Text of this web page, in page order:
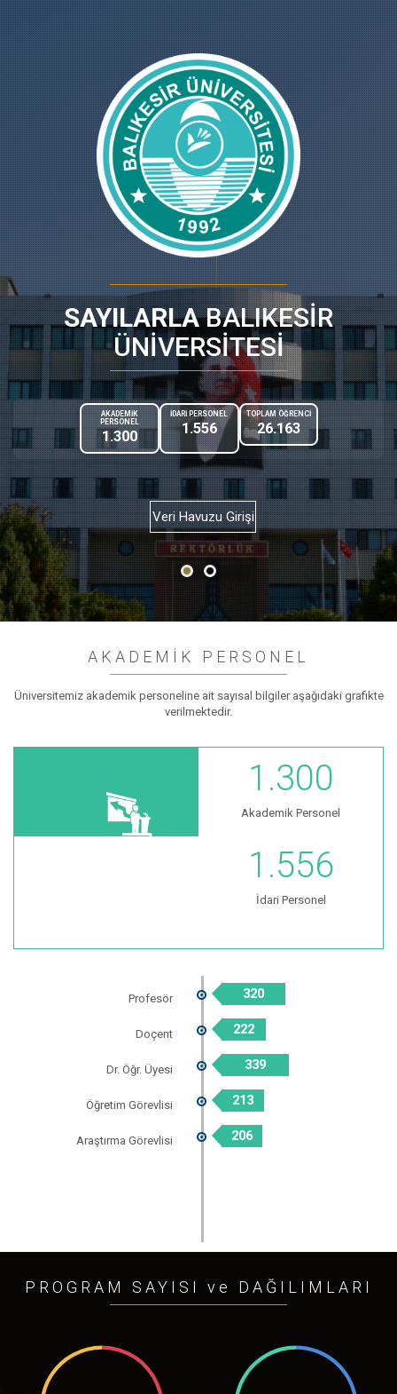
SAYILARLABALIKESİR
ÜNİVERSİTESİ
AKADEMİK
PERSONEL
1.300
İDARİ PERSONEL
1.556
TOPLAM ÖĞRENCİ
26.163
Veri Havuzu Girişi
AKADEMİK PERSONEL
Üniversitemiz akademik personeline ait sayısal bilgiler aşağıdaki grafikte
verilmektedir.
1.300
Akademik Personel
1.556
İdari Personel
320
Profesör
222
Doçent
339
Dr. Öğr. Üyesi
213
Öğretim Görevlisi
206
Araştırma Görevlisi
PROGRAM SAYISI ve DAĞILIMLARI